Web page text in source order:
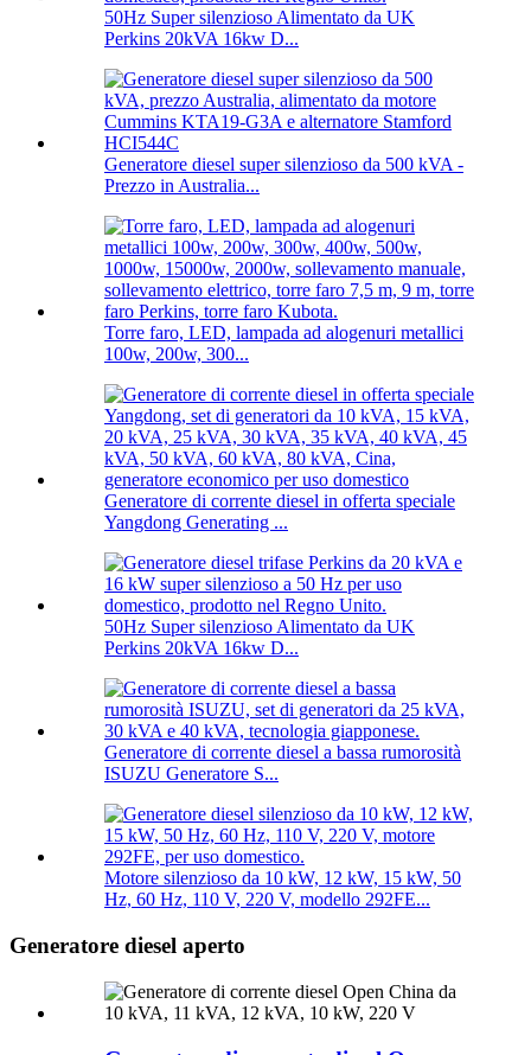
50Hz Super silenzioso Alimentato da UK
Perkins 20kVA 16kw D...
Generatore diesel super silenzioso da 500 kVA -
Prezzo in Australia...
Torre faro, LED, lampada ad alogenuri metallici
100w, 200w, 300...
Generatore di corrente diesel in offerta speciale
Yangdong Generating ...
50Hz Super silenzioso Alimentato da UK
Perkins 20kVA 16kw D...
Generatore di corrente diesel a bassa rumorosità
ISUZU Generatore S...
Motore silenzioso da 10 kW, 12 kW, 15 kW, 50
Hz, 60 Hz, 110 V, 220 V, modello 292FE...
Generatore diesel aperto